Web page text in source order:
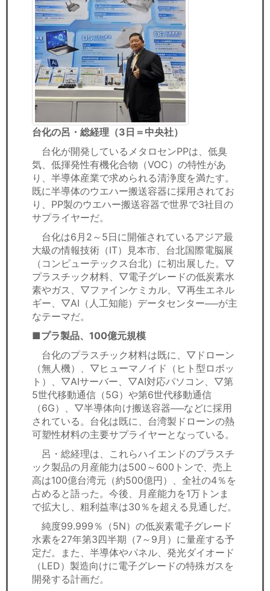
台化の呂・総経理（3日＝中央社）​
台化が開発しているメタロセンPPは、低臭
気、低揮発性有機化合物（VOC）の特性があ
り、半導体産業で求められる清浄度を満たす。
既に半導体のウエハー搬送容器に採用されてお
り、PP製のウエハー搬送容器で世界で3社目の
サプライヤーだ。
台化は6月2～5日に開催されているアジア最
大級の情報技術（IT）見本市、台北国際電脳展
（コンピューテックス台北）に初出展した。▽
プラスチック材料、▽電子グレードの低炭素水
素やガス、▽ファインケミカル、▽再生エネル
ギー、▽AI（人工知能）データセンター──が主
なテーマだ。
■プラ製品、100億元規模
台化のプラスチック材料は既に、▽ドローン
（無人機）、▽ヒューマノイド（ヒト型ロボッ
ト）、▽AIサーバー、▽AI対応パソコン、▽第
5世代移動通信（5G）や第6世代移動通信
（6G）、▽半導体向け搬送容器──などに採用
されている。台化は既に、台湾製ドローンの熱
可塑性材料の主要サプライヤーとなっている。
呂・総経理は、これらハイエンドのプラスチ
ック製品の月産能力は500～600トンで、売上
高は100億台湾元（約500億円）、全社の4％を
占めると語った。今後、月産能力を1万トンま
で拡大し、粗利益率は30％を超える見通しだ。
純度99.999％（5N）の低炭素電子グレード
水素を27年第3四半期（7～9月）に量産する予
定だ。また、半導体やパネル、発光ダイオード
（LED）製造向けに電子グレードの特殊ガスを
開発する計画だ。